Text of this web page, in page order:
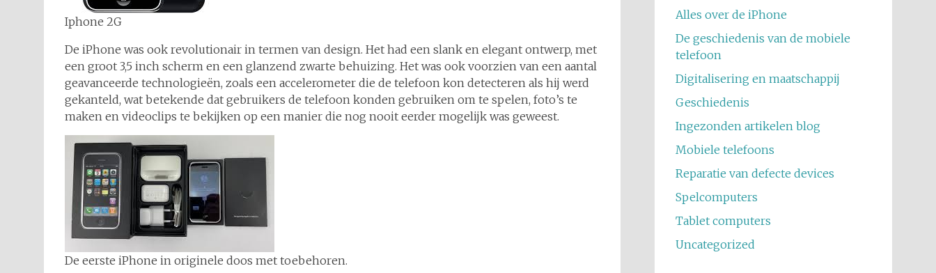
Iphone 2G
De iPhone was ook revolutionair in termen van design. Het had een slank en elegant ontwerp, met
een groot 3,5 inch scherm en een glanzend zwarte behuizing. Het was ook voorzien van een aantal
geavanceerde technologieën, zoals een accelerometer die de telefoon kon detecteren als hij werd
gekanteld, wat betekende dat gebruikers de telefoon konden gebruiken om te spelen, foto’s te
maken en videoclips te bekijken op een manier die nog nooit eerder mogelijk was geweest.
De eerste iPhone in originele doos met toebehoren.
Alles over de iPhone
De geschiedenis van de mobiele
telefoon
Digitalisering en maatschappij
Geschiedenis
Ingezonden artikelen blog
Mobiele telefoons
Reparatie van defecte devices
Spelcomputers
Tablet computers
Uncategorized